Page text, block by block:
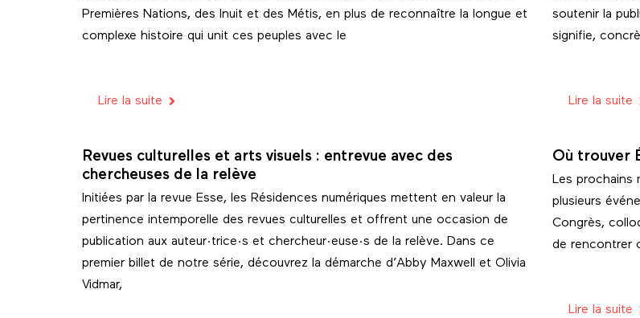
Premières Nations, des Inuit et des Métis, en plus de reconnaître la longue et
complexe histoire qui unit ces peuples avec le
Lire la suite
soutenir la
signifie,
Lire la suite
Revues culturelles et arts visuels : entrevue avec des
chercheuses de la relève
Initiées par la revue Esse, les Résidences numériques mettent en valeur la
pertinence intemporelle des revues culturelles et offrent une occasion de
publication aux auteur·trice·s et chercheur·euse·s de la relève. Dans ce
premier billet de notre série, découvrez la démarche d’Abby Maxwell et Olivia
Vidmar,
Où trouver
Les prochains
plusieurs
Congrès,
de rencontrer
Lire la suite